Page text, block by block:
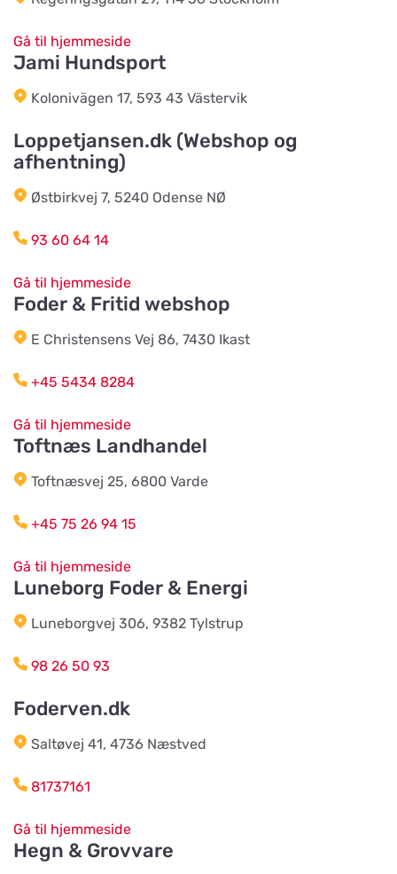
Vojens Dyreklinik ved Sommerlund
Søndre Ringvej 3
Landhandlen / Gappay
Ebstrupvej 60
Salling Grovvare - Brodal
Salling Grovvare
M. P. Stisens Vej 17
Bonnie Dyrecenter Esbjerg
Strandby Kirkevej 138
Istorpsvägen 4
C.M Zoocenter AB
Norra Västeråsvägen 8
Klausen Import
Værkstedsvej 24C
Testrupvej 59
Gå til hjemmeside
Jami Hundsport
Kolonivägen 17, 593 43 Västervik
Loppetjansen.dk (Webshop og
afhentning)
Østbirkvej 7, 5240 Odense NØ
93 60 64 14
Gå til hjemmeside
Foder & Fritid webshop
E Christensens Vej 86, 7430 Ikast
+45 5434 8284
Gå til hjemmeside
Toftnæs Landhandel
Toftnæsvej 25, 6800 Varde
+45 75 26 94 15
Gå til hjemmeside
Luneborg Foder & Energi
Luneborgvej 306, 9382 Tylstrup
98 26 50 93
Foderven.dk
Saltøvej 41, 4736 Næstved
81737161
Gå til hjemmeside
Hegn & Grovvare